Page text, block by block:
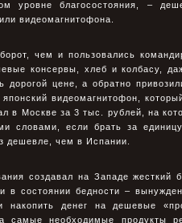
уровне благосостояния, –
видеомагнитофона.
чем и пользовались
консервы, хлеб и колбасу,
дорогой цене, а обратно
видеомагнитофон,
в Москве за 3 тыс. рублей, на
словами, если брать за
дешевле, чем в Испании.
создавал на Западе жесткий
в состоянии бедности –
накопить денег на дешевые
самые необходимые продукты